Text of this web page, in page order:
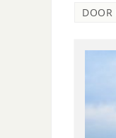
DOOR